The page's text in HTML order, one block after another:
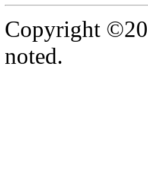
Copyright
noted.